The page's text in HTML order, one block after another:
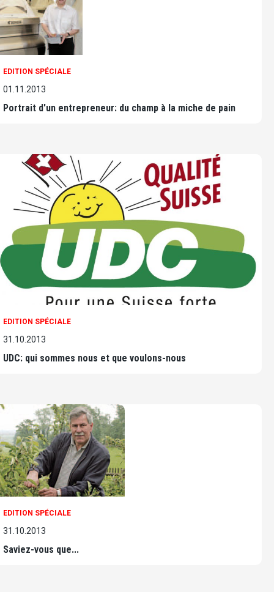
EDITION SPÉCIALE
01.11.2013
Portrait d'un entrepreneur: du champ à la miche de pain
EDITION SPÉCIALE
31.10.2013
UDC: qui sommes nous et que voulons-nous
EDITION SPÉCIALE
31.10.2013
Saviez-vous que...